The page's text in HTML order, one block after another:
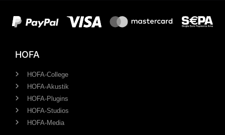
HOFA
HOFA-College
HOFA-Akustik
HOFA-Plugins
HOFA-Studios
HOFA-Media